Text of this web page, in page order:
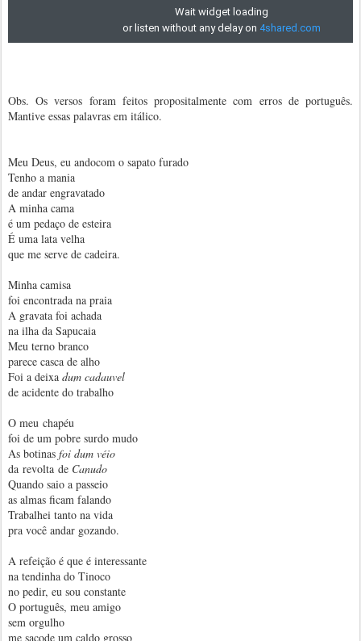
Obs. Os versos foram feitos propositalmente com erros de português.
Mantive essas palavras em itálico.
Meu Deus, eu andocom o sapato furado
Tenho a mania
de andar engravatado
A minha cama
é um pedaço de esteira
É uma lata velha
que me serve de cadeira.
Minha camisa
foi encontrada na praia
A gravata foi achada
na ilha da Sapucaia
Meu terno branco
parece casca de alho
Foi a deixa dum cadauvel
de acidente do trabalho
O meu chapéu
foi de um pobre surdo mudo
As botinas foi dum véio
da revolta de Canudo
Quando saio a passeio
as almas ficam falando
Trabalhei tanto na vida
pra você andar gozando.
A refeição é que é interessante
na tendinha do Tinoco
no pedir, eu sou constante
O português, meu amigo
sem orgulho
me sacode um caldo grosso